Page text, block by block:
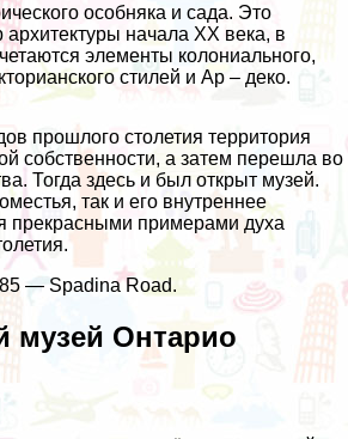
особняка и сада. Это
начала XX века, в
элементы колониального,
стилей и Ар – деко.
прошлого столетия территория
собственности, а затем перешла во
Тогда здесь и был открыт музей.
так и его внутреннее
прекрасными примерами духа
— Spadina Road.
музей Онтарио